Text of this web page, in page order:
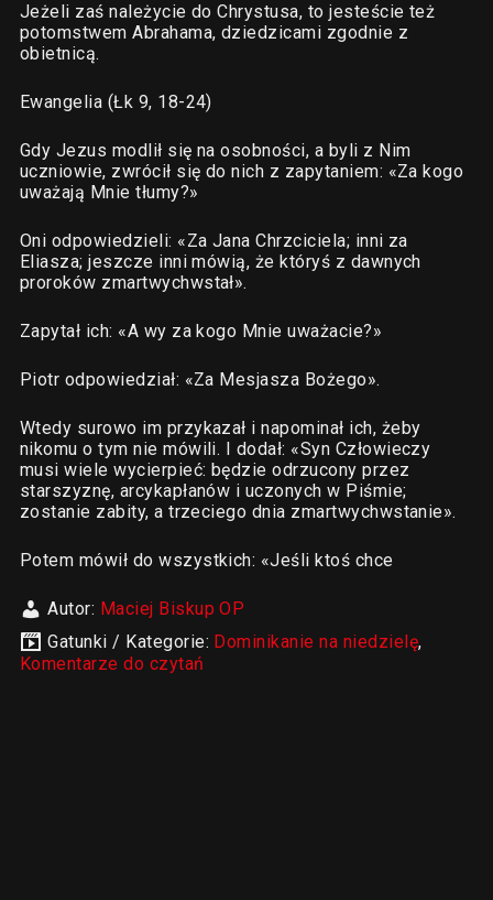
Jeżeli zaś należycie do Chrystusa, to jesteście też
potomstwem Abrahama, dziedzicami zgodnie z
obietnicą.
Ewangelia (Łk 9, 18-24)
Gdy Jezus modlił się na osobności, a byli z Nim
uczniowie, zwrócił się do nich z zapytaniem: «Za kogo
uważają Mnie tłumy?»
Oni odpowiedzieli: «Za Jana Chrzciciela; inni za
Eliasza; jeszcze inni mówią, że któryś z dawnych
proroków zmartwychwstał».
Zapytał ich: «A wy za kogo Mnie uważacie?»
Piotr odpowiedział: «Za Mesjasza Bożego».
Wtedy surowo im przykazał i napominał ich, żeby
nikomu o tym nie mówili. I dodał: «Syn Człowieczy
musi wiele wycierpieć: będzie odrzucony przez
starszyznę, arcykapłanów i uczonych w Piśmie;
zostanie zabity, a trzeciego dnia zmartwychwstanie».
Potem mówił do wszystkich: «Jeśli ktoś chce
Autor: Maciej Biskup OP
Gatunki / Kategorie: Dominikanie na niedzielę,
Komentarze do czytań